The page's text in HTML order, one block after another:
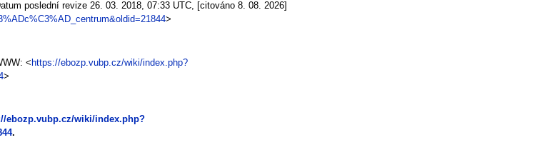
poslední revize 26. 03. 2018, 07:33 UTC, [citováno 8. 08. 2026]
>
< https://ebozp.vubp.cz/wiki/index.php?
>
ebozp.vubp.cz/wiki/index.php?
.